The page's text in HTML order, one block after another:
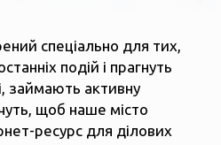
спеціально для тих,
подій і прагнуть
займають активну
щоб наше місто
ресурс для ділових